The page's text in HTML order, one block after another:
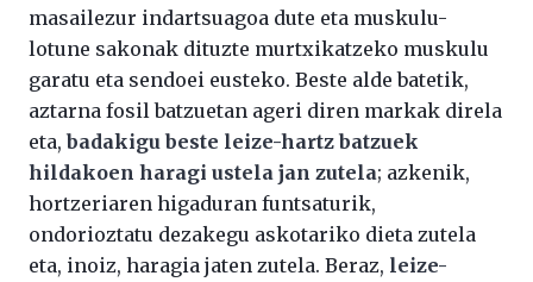
masailezur indartsuagoa dute eta muskulu-
lotune sakonak dituzte murtxikatzeko muskulu
garatu eta sendoei eusteko. Beste alde batetik,
aztarna fosil batzuetan ageri diren markak direla
eta,badakigu beste leize-hartz batzuek
hildakoen haragi ustela jan zutela; azkenik,
hortzeriaren higaduran funtsaturik,
ondorioztatu dezakegu askotariko dieta zutela
eta, inoiz, haragia jaten zutela. Beraz, leize-